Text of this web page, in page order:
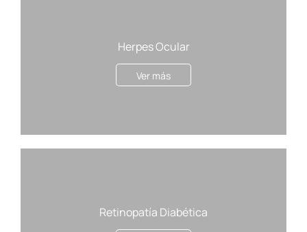
Herpes Ocular
Ver más
Retinopatía Diabética